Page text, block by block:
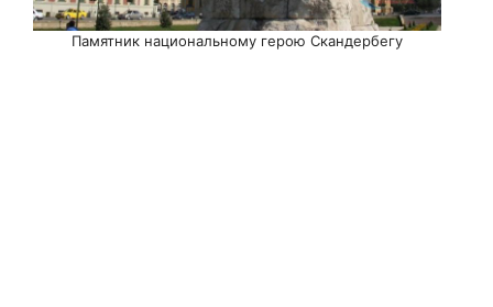
Памятник национальному герою Скандербегу